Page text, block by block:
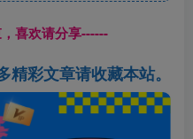
喜欢请分享------
彩文章请收藏本站。